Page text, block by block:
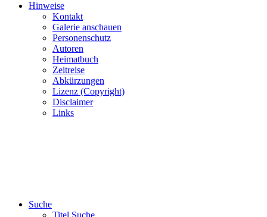
Hinweise
Kontakt
Galerie anschauen
Personenschutz
Autoren
Heimatbuch
Zeitreise
Abkürzungen
Lizenz (Copyright)
Disclaimer
Links
Suche
Titel Suche